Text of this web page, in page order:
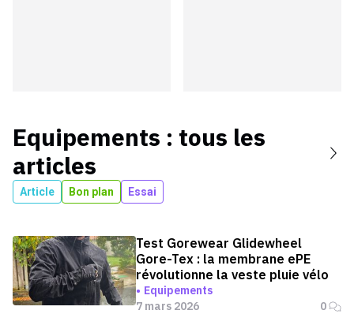
Equipements : tous les
articles
Article Bon plan Essai
Test Gorewear Glidewheel
Gore-Tex : la membrane ePE
révolutionne la veste pluie vélo
Equipements
7 mars 2026
0